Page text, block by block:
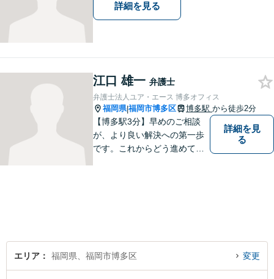
詳細を見る
江口 雄一 弁護士
弁護士法人ユア・エース 博多オフィス
福岡県|福岡市博多区 博多駅 から徒歩2分
【博多駅3分】早めのご相談
が、より良い解決への第一歩
です。これからどう進めてい
詳細を見
る
エリア 福岡県、福岡市博多区 変更